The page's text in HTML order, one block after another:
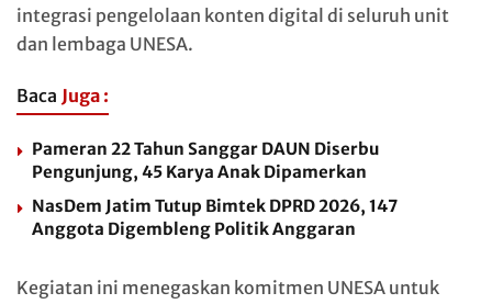
integrasi pengelolaan konten digital di seluruh unit
dan lembaga UNESA.
Baca Juga :
Pameran 22 Tahun Sanggar DAUN Diserbu
Pengunjung, 45 Karya Anak Dipamerkan
NasDem Jatim Tutup Bimtek DPRD 2026, 147
Anggota Digembleng Politik Anggaran
Kegiatan ini menegaskan komitmen UNESA untuk